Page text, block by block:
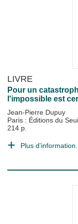
LIVRE
Pour un
l'impossible est
Jean-Pierre Dupuy
Paris : Éditions du
214 p.
Plus d'information...